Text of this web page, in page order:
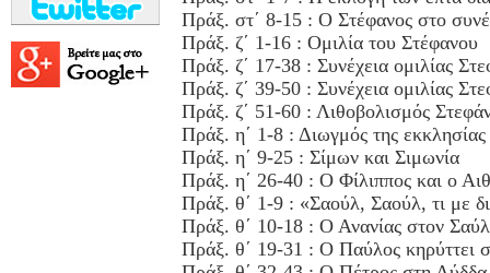
Πράξ. στ΄ 8-15 : Ο Στέφανος στο
Πράξ. ζ΄ 1-16 : Ομιλία του Στέφανου
Πράξ. ζ΄ 17-38 : Συνέχεια ομιλίας
Πράξ. ζ΄ 39-50 : Συνέχεια ομιλίας
Πράξ. ζ΄ 51-60 : Λιθοβολισμός
Πράξ. η΄ 1-8 : Διωγμός της εκκλησίας
Πράξ. η΄ 9-25 : Σίμων και Σιμωνία
Πράξ. η΄ 26-40 : Ο Φίλιππος και ο
Πράξ. θ΄ 1-9 : «Σαούλ, Σαούλ, τι με
Πράξ. θ΄ 10-18 : Ο Ανανίας στον
Πράξ. θ΄ 19-31 : Ο Παύλος κηρύττει